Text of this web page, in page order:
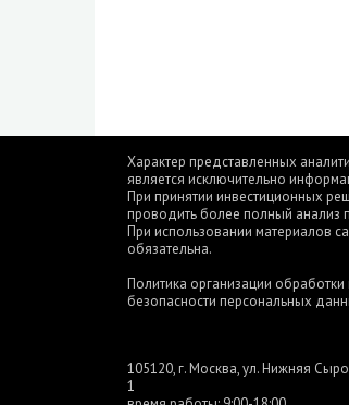
Характер представленных
является исключительно
При принятии инвестиционных
проводить более полный анализ
При использовании материалов
обязательна.
Политика организации
безопасности персональных
105120, г. Москва, ул. Нижняя
1